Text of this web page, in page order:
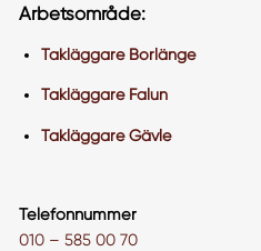
Arbetsområde:
Takläggare Borlänge
Takläggare Falun
Takläggare Gävle
Telefonnummer
010 – 585 00 70